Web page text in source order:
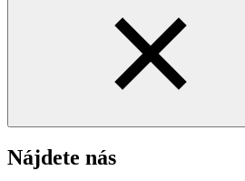
Nájdete nás